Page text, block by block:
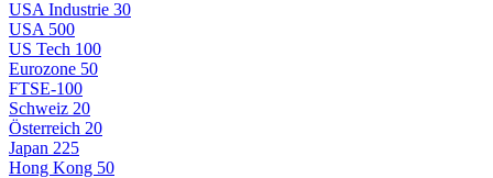
USA Industrie 30
USA 500
US Tech 100
Eurozone 50
FTSE-100
Schweiz 20
Österreich 20
Japan 225
Hong Kong 50